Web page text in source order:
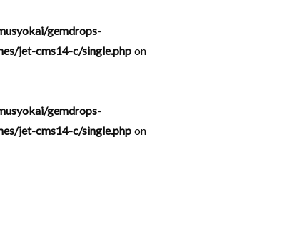
gemdrops-
jet-cms14-c/single.phpon
gemdrops-
jet-cms14-c/single.phpon